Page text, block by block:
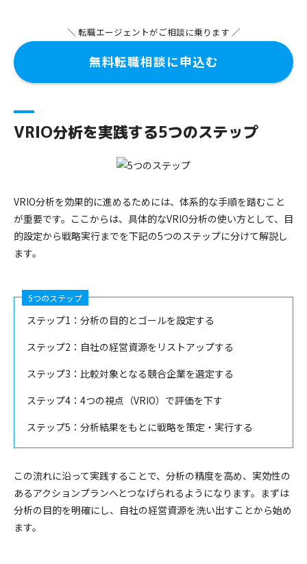
＼ 転職エージェントがご相談に乗ります ／
無料転職相談に申込む
VRIO分析を実践する5つのステップ
VRIO分析を効果的に進めるためには、体系的な手順を踏むこと
が重要です。ここからは、具体的なVRIO分析の使い方として、目
的設定から戦略実行までを下記の5つのステップに分けて解説し
ます。
5つのステップ
ステップ1：分析の目的とゴールを設定する
ステップ2：自社の経営資源をリストアップする
ステップ3：比較対象となる競合企業を選定する
ステップ4：4つの視点（VRIO）で評価を下す
ステップ5：分析結果をもとに戦略を策定・実行する
この流れに沿って実践することで、分析の精度を高め、実効性の
あるアクションプランへとつなげられるようになります。まずは
分析の目的を明確にし、自社の経営資源を洗い出すことから始め
ます。